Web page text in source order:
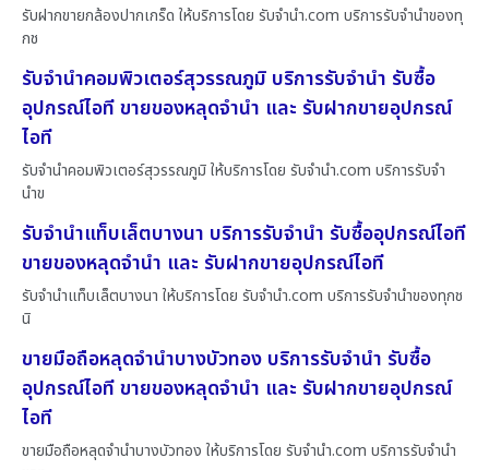
รับฝากขายกล้องปากเกร็ด ให้บริการโดย รับจํานํา.com บริการรับจำนำของทุ
กช
รับจำนำคอมพิวเตอร์สุวรรณภูมิ บริการรับจำนำ รับซื้อ
อุปกรณ์ไอที ขายของหลุดจำนำ และ รับฝากขายอุปกรณ์
ไอที
รับจำนำคอมพิวเตอร์สุวรรณภูมิ ให้บริการโดย รับจํานํา.com บริการรับจำ
นำข
รับจำนำแท็บเล็ตบางนา บริการรับจำนำ รับซื้ออุปกรณ์ไอที
ขายของหลุดจำนำ และ รับฝากขายอุปกรณ์ไอที
รับจำนำแท็บเล็ตบางนา ให้บริการโดย รับจํานํา.com บริการรับจำนำของทุกช
นิ
ขายมือถือหลุดจำนำบางบัวทอง บริการรับจำนำ รับซื้อ
อุปกรณ์ไอที ขายของหลุดจำนำ และ รับฝากขายอุปกรณ์
ไอที
ขายมือถือหลุดจำนำบางบัวทอง ให้บริการโดย รับจํานํา.com บริการรับจำนำ